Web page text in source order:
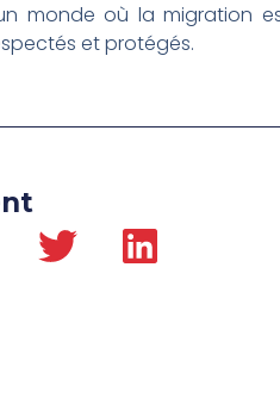
monde où la migration
et protégés.